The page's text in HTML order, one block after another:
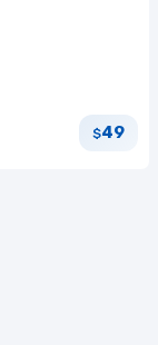
$49